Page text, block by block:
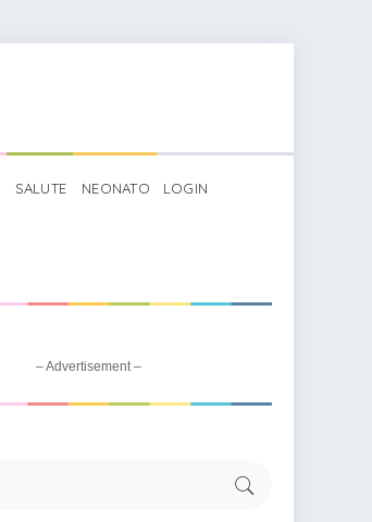
SALUTE NEONATO LOGIN
– Advertisement –